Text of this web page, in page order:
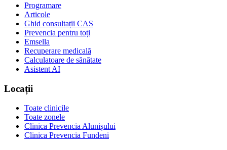
Programare
Articole
Ghid consultații CAS
Prevencia pentru toți
Emsella
Recuperare medicală
Calculatoare de sănătate
Asistent AI
Locații
Toate clinicile
Toate zonele
Clinica Prevencia Alunișului
Clinica Prevencia Fundeni